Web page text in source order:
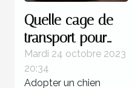
Quelle cage de
transport pour
chien est plus
recommandée ?
Mardi 24 octobre 2023
20:34
Adopter un chien